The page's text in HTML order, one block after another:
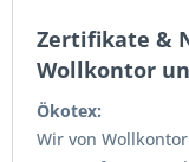
Zertifikate &
Wollkontor
Ökotex:
Wir von